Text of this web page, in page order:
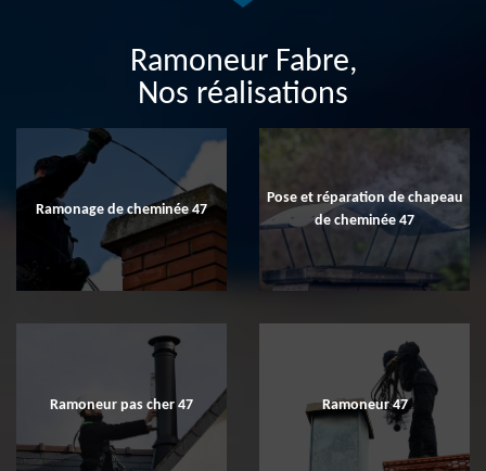
Ramoneur Fabre,
Nos réalisations
Ramonage de cheminée 47
Pose et réparation de chapeau
de cheminée 47
Ramoneur pas cher 47 Ramoneur 47